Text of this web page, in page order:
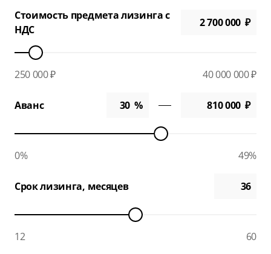
Стоимость предмета лизинга с
НДС
250 000 ₽ 40 000 000 ₽
Аванс
0% 49%
Срок лизинга, месяцев
12 60